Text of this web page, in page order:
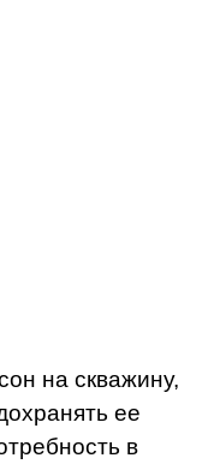
на скважину,
ее
в